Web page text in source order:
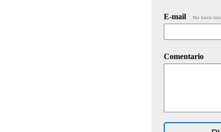
E-mail No será
Comentario